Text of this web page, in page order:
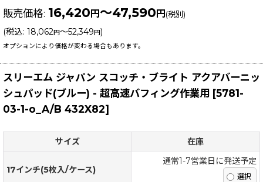
販売価格: 16,420 円 ～47,590 円 (税別)
(税込: 18,062円～52,349円)
オプションにより価格が変わる場合もあります。
スリーエム ジャパン スコッチ・ブライト アクアバーニッ
シュパッド(ブルー) - 超高速バフィング作業用 [5781-
03-1-o_A/B 432X82]
サイズ 在庫
17インチ(5枚入/ケース)
通常1-7営業日に発送予定